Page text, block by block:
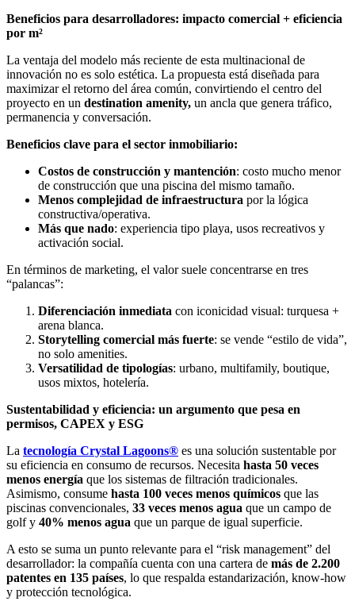
Beneficios para desarrolladores: impacto comercial + eficiencia
por m²
La ventaja del modelo más reciente de esta multinacional de
innovación no es solo estética. La propuesta está diseñada para
maximizar el retorno del área común, convirtiendo el centro del
proyecto en un destination amenity, un ancla que genera tráfico,
permanencia y conversación.
Beneficios clave para el sector inmobiliario:
Costos de construcción y mantención: costo mucho menor
de construcción que una piscina del mismo tamaño.
Menos complejidad de infraestructura por la lógica
constructiva/operativa.
Más que nado: experiencia tipo playa, usos recreativos y
activación social.
En términos de marketing, el valor suele concentrarse en tres
“palancas”:
Diferenciación inmediata con iconicidad visual: turquesa +
arena blanca.
Storytelling comercial más fuerte: se vende “estilo de vida”,
no solo amenities.
Versatilidad de tipologías: urbano, multifamily, boutique,
usos mixtos, hotelería.
Sustentabilidad y eficiencia: un argumento que pesa en
permisos, CAPEX y ESG
La tecnología Crystal Lagoons® es una solución sustentable por
su eficiencia en consumo de recursos. Necesita hasta 50 veces
menos energía que los sistemas de filtración tradicionales.
Asimismo, consume hasta 100 veces menos químicos que las
piscinas convencionales, 33 veces menos agua que un campo de
golf y 40% menos agua que un parque de igual superficie.
A esto se suma un punto relevante para el “risk management” del
desarrollador: la compañía cuenta con una cartera de más de 2.200
patentes en 135 países, lo que respalda estandarización, know-how
y protección tecnológica.